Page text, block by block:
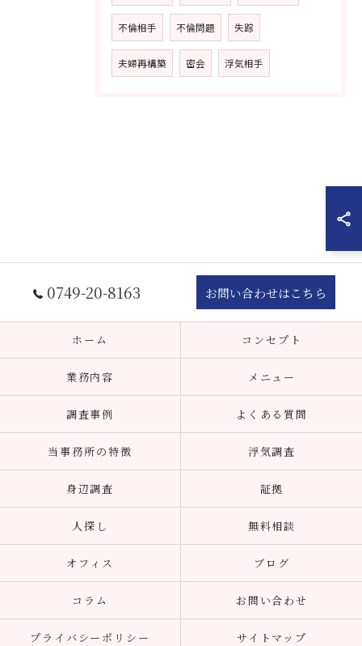
不倫相手 不倫問題 失踪
夫婦再構築 密会 浮気相手
0749-20-8163 お問い合わせはこちら
ホーム コンセプト
業務内容 メニュー
調査事例 よくある質問
当事務所の特徴 浮気調査
身辺調査 証拠
人探し 無料相談
オフィス ブログ
コラム お問い合わせ
プライバシーポリシー サイトマップ